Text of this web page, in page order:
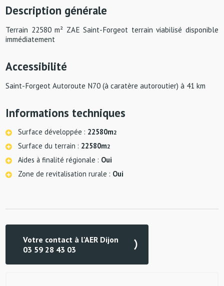
Description générale
Terrain 22580 m² ZAE Saint-Forgeot terrain viabilisé disponible
immédiatement
Accessibilité
Saint-Forgeot Autoroute N70 (à caratère autoroutier) à 41 km
Informations techniques
Surface développée : 22580m2
Surface du terrain : 22580m2
Aides à finalité régionale : Oui
Zone de revitalisation rurale : Oui
Votre contact à l'AER Dijon
03 59 28 43 03